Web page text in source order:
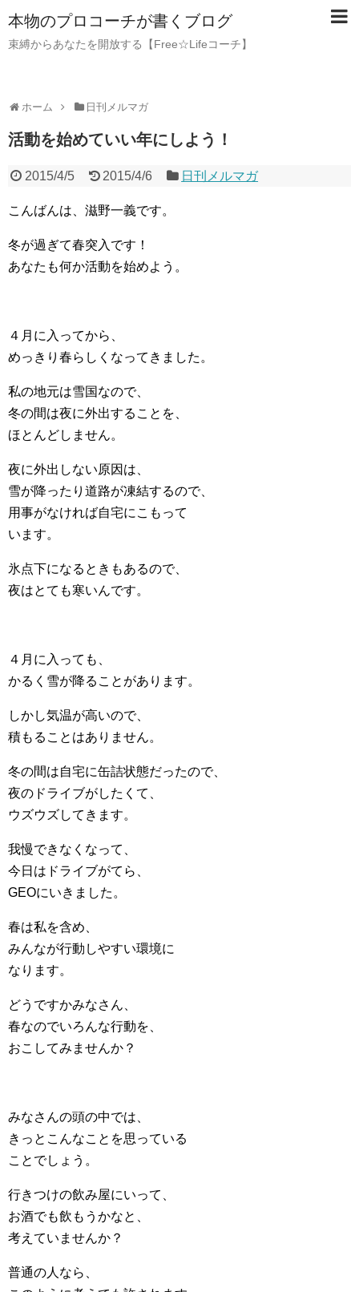
本物のプロコーチが書くブログ
束縛からあなたを開放する【Free☆Lifeコーチ】
ホーム 日刊メルマガ
活動を始めていい年にしよう！
2015/4/5 2015/4/6 日刊メルマガ
こんばんは、滋野一義です。
冬が過ぎて春突入です！
あなたも何か活動を始めよう。
４月に入ってから、
めっきり春らしくなってきました。
私の地元は雪国なので、
冬の間は夜に外出することを、
ほとんどしません。
夜に外出しない原因は、
雪が降ったり道路が凍結するので、
用事がなければ自宅にこもって
います。
氷点下になるときもあるので、
夜はとても寒いんです。
４月に入っても、
かるく雪が降ることがあります。
しかし気温が高いので、
積もることはありません。
冬の間は自宅に缶詰状態だったので、
夜のドライブがしたくて、
ウズウズしてきます。
我慢できなくなって、
今日はドライブがてら、
GEOにいきました。
春は私を含め、
みんなが行動しやすい環境に
なります。
どうですかみなさん、
春なのでいろんな行動を、
おこしてみませんか？
みなさんの頭の中では、
きっとこんなことを思っている
ことでしょう。
行きつけの飲み屋にいって、
お酒でも飲もうかなと、
考えていませんか？
普通の人なら、